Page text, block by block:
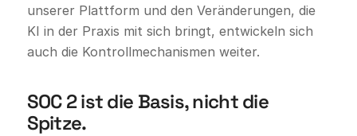
unserer Plattform und den Veränderungen, die
KI in der Praxis mit sich bringt, entwickeln sich
auch die Kontrollmechanismen weiter.
SOC 2 ist die Basis, nicht die
Spitze.